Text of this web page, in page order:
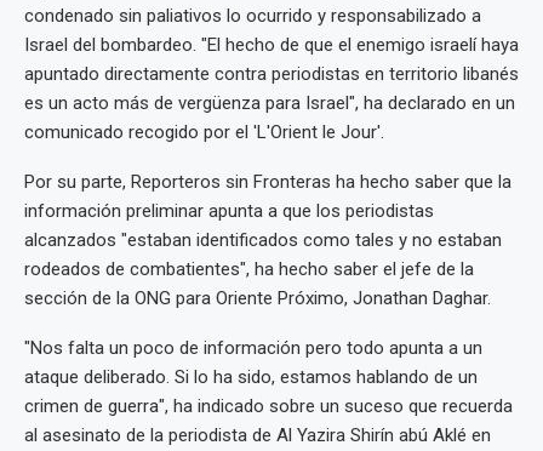
condenado sin paliativos lo ocurrido y responsabilizado a
Israel del bombardeo. "El hecho de que el enemigo israelí haya
apuntado directamente contra periodistas en territorio libanés
es un acto más de vergüenza para Israel", ha declarado en un
comunicado recogido por el 'L'Orient le Jour'.
Por su parte, Reporteros sin Fronteras ha hecho saber que la
información preliminar apunta a que los periodistas
alcanzados "estaban identificados como tales y no estaban
rodeados de combatientes", ha hecho saber el jefe de la
sección de la ONG para Oriente Próximo, Jonathan Daghar.
"Nos falta un poco de información pero todo apunta a un
ataque deliberado. Si lo ha sido, estamos hablando de un
crimen de guerra", ha indicado sobre un suceso que recuerda
al asesinato de la periodista de Al Yazira Shirín abú Aklé en